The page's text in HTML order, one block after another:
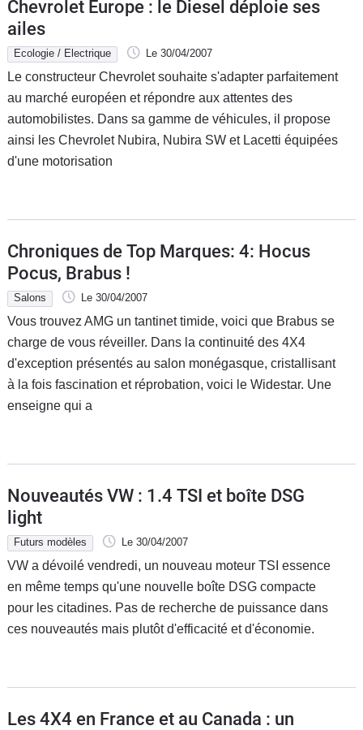
Chevrolet Europe : le Diesel déploie ses
ailes
Ecologie / Electrique Le 30/04/2007
Le constructeur Chevrolet souhaite s'adapter parfaitement
au marché européen et répondre aux attentes des
automobilistes. Dans sa gamme de véhicules, il propose
ainsi les Chevrolet Nubira, Nubira SW et Lacetti équipées
d'une motorisation
Chroniques de Top Marques: 4: Hocus
Pocus, Brabus !
Salons Le 30/04/2007
Vous trouvez AMG un tantinet timide, voici que Brabus se
charge de vous réveiller. Dans la continuité des 4X4
d'exception présentés au salon monégasque, cristallisant
à la fois fascination et réprobation, voici le Widestar. Une
enseigne qui a
Nouveautés VW : 1.4 TSI et boîte DSG
light
Futurs modèles Le 30/04/2007
VW a dévoilé vendredi, un nouveau moteur TSI essence
en même temps qu'une nouvelle boîte DSG compacte
pour les citadines. Pas de recherche de puissance dans
ces nouveautés mais plutôt d'efficacité et d'économie.
Les 4X4 en France et au Canada : un